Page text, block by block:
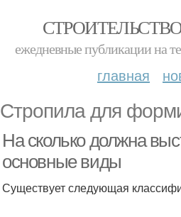
ежедневные публикации на
главная
Стропила для
На сколько должна
основные виды
Существует следующая